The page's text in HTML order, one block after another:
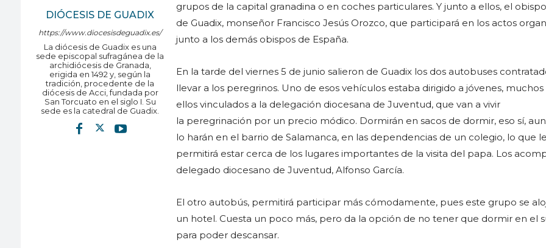
DIÓCESIS DE GUADIX
https://www.diocesisdeguadix.es/
La diócesis de Guadix es una
sede episcopal sufragánea de la
archidiócesis de Granada,
erigida en 1492 y, según la
tradición, procedente de la
diócesis de Acci, fundada por
San Torcuato en el siglo I. Su
sede es la catedral de Guadix.
grupos de la capital granadina o en coches particulares. Y junto a ellos, el obispo
de Guadix, monseñor Francisco Jesús Orozco, que participará en los actos
junto a los demás obispos de España.
En la tarde del viernes 5 de junio salieron de Guadix los dos autobuses
llevar a los peregrinos. Uno de esos vehículos estaba dirigido a jóvenes, muchos
ellos vinculados a la delegación diocesana de Juventud, que van a vivir
la peregrinación por un precio módico. Dormirán en sacos de dormir, eso sí,
lo harán en el barrio de Salamanca, en las dependencias de un colegio, lo que
permitirá estar cerca de los lugares importantes de la visita del papa. Los
delegado diocesano de Juventud, Alfonso García.
El otro autobús, permitirá participar más cómodamente, pues este grupo se
un hotel. Cuesta un poco más, pero da la opción de no tener que dormir en el
para poder descansar.